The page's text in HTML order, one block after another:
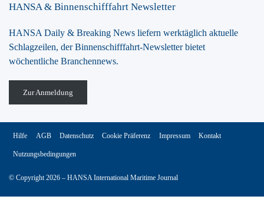
HANSA & Binnenschifffahrt Newsletter
HANSA Daily & Breaking News liefern werktäglich aktuelle
Schlagzeilen, der Binnenschifffahrt-Newsletter bietet
wöchentliche Branchennews.
Zur Anmeldung
© Copyright 2026 – HANSA International Maritime Journal
Hilfe AGB Datenschutz Cookie Präferenz Impressum Kontakt
Nutzungsbedingungen